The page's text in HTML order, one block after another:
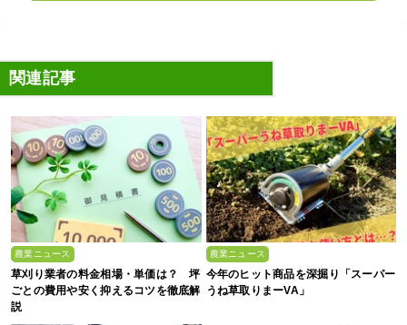
関連記事
農業ニュース
草刈り業者の料金相場・単価は？ 坪
ごとの費用や安く抑えるコツを徹底解
説
農業ニュース
今年のヒット商品を深掘り「スーパー
うね草取りまーVA」